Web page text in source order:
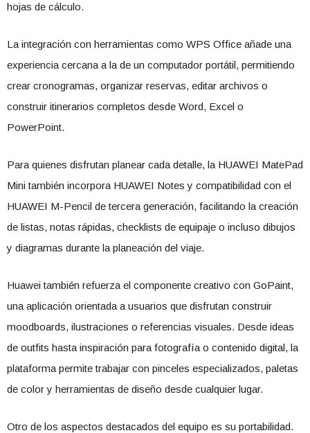
hojas de cálculo.
La integración con herramientas como WPS Office añade una
experiencia cercana a la de un computador portátil, permitiendo
crear cronogramas, organizar reservas, editar archivos o
construir itinerarios completos desde Word, Excel o
PowerPoint.
Para quienes disfrutan planear cada detalle, la HUAWEI MatePad
Mini también incorpora HUAWEI Notes y compatibilidad con el
HUAWEI M-Pencil de tercera generación, facilitando la creación
de listas, notas rápidas, checklists de equipaje o incluso dibujos
y diagramas durante la planeación del viaje.
Huawei también refuerza el componente creativo con GoPaint,
una aplicación orientada a usuarios que disfrutan construir
moodboards, ilustraciones o referencias visuales. Desde ideas
de outfits hasta inspiración para fotografía o contenido digital, la
plataforma permite trabajar con pinceles especializados, paletas
de color y herramientas de diseño desde cualquier lugar.
Otro de los aspectos destacados del equipo es su portabilidad.